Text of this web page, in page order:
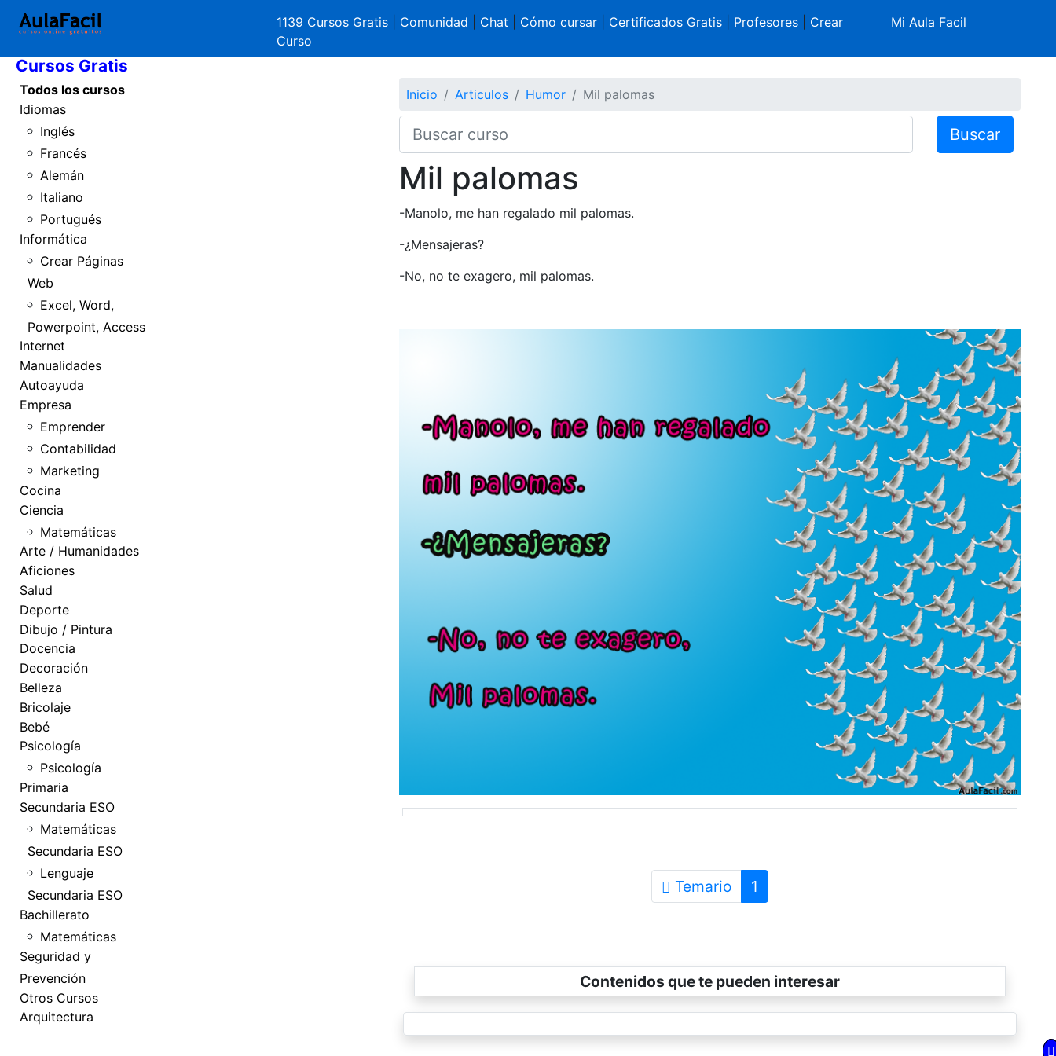
1139 Cursos Gratis Comunidad Chat Cómo cursar| Certificados Gratis| Profesores| Crear
Curso
Mi Aula Facil
Inicio
Cursos Gratis
Todos los cursos
Idiomas
Inglés
Francés
Alemán
Italiano
Portugués
Informática
Crear Páginas
Web
Excel, Word,
Powerpoint, Access
Internet
Manualidades
Autoayuda
Empresa
Emprender
Contabilidad
Marketing
Cocina
Ciencia
Matemáticas
Arte / Humanidades
Aficiones
Salud
Deporte
Dibujo / Pintura
Docencia
Decoración
Belleza
Bricolaje
Bebé
Psicología
Psicología
Primaria
Secundaria ESO
Matemáticas
Secundaria ESO
Lenguaje
Secundaria ESO
Bachillerato
Matemáticas
Seguridad y
Prevención
Otros Cursos
Arquitectura
Inicio Articulos Humor Mil palomas
Buscar
Mil palomas
-Manolo, me han regalado mil palomas.
-¿Mensajeras?
-No, no te exagero, mil palomas.
Temario 1
Contenidos que te pueden interesar